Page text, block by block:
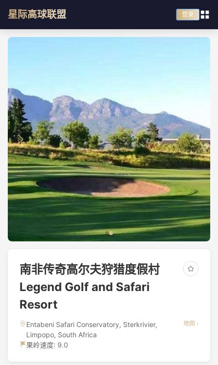
星际高球联盟 登录
南非传奇高尔夫狩猎度假村
Legend Golf and Safari
Resort
Entabeni Safari Conservatory, Sterkrivier,
Limpopo, South Africa
地图 ›
果岭速度: 9.0